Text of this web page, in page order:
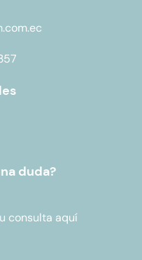
duda?
consulta aquí